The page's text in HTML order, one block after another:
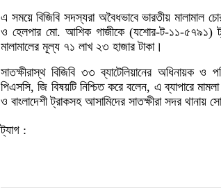
এ সময়ে বিজিবি সদস্যরা অবৈধভাবে ভারতীয় মালামাল
ও হেলপার মো. আশিক গাজীকে (যশোর-ট-১১-৫৭৯১)
মালামালের মূল্য ৭১ লাখ ২৩ হাজার টাকা।
সাতক্ষীরাস্থ বিজিবি ৩৩ ব্যাটেলিয়ানের অধিনায়ক
পিএসসি, জি বিষয়টি নিশ্চিত করে বলেন, এ ব্যাপারে
ও বাংলাদেশী ট্রাকসহ আসামিদের সাতক্ষীরা সদর থানায়
ট্যাগ :